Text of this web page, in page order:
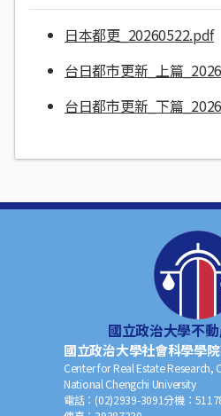
日本都更_20260522.pdf
台日都市更新_上篇
台日都市更新_下篇
國立政治大學不
國立政治大學社會科學學
Center for Real Estate Research,
National Chengchi University
電話： (02)2939-3091分機：